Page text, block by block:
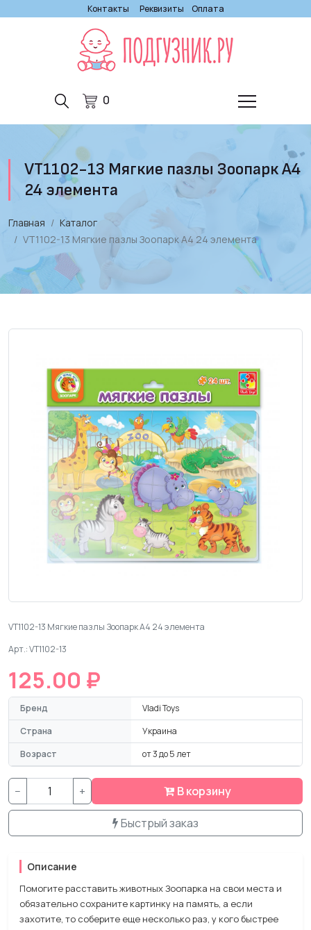
Контакты Реквизиты Оплата
0
VT1102-13 Мягкие пазлы Зоопарк А4
24 элемента
Главная
Каталог
VT1102-13 Мягкие пазлы Зоопарк А4 24 элемента
VT1102-13 Мягкие пазлы Зоопарк А4 24 элемента
Арт.: VT1102-13
125.00 ₽
Бренд
Vladi Toys
Страна
Украина
Возраст
от 3 до 5 лет
− + В корзину
Быстрый заказ
Описание
Помогите расставить животных Зоопарка на свои места и
обязательно сохраните картинку на память, а если
захотите, то соберите еще несколько раз, у кого быстрее